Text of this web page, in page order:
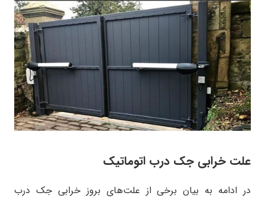
علت خرابی جک درب اتوماتیک
در ادامه به بیان برخی از علت‌های بروز خرابی جک درب